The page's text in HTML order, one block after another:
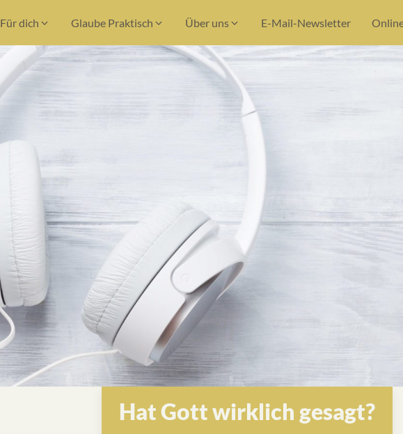
Für dich Glaube Praktisch Über uns E-Mail-Newsletter
Hat Gott wirklich gesagt?